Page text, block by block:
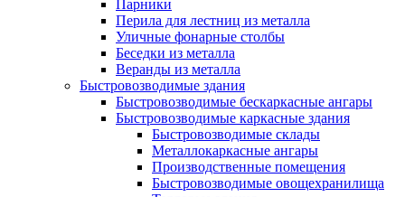
Парники
Перила для лестниц из металла
Уличные фонарные столбы
Беседки из металла
Веранды из металла
Быстровозводимые здания
Быстровозводимые бескаркасные ангары
Быстровозводимые каркасные здания
Быстровозводимые склады
Металлокаркасные ангары
Производственные помещения
Быстровозводимые овощехранилища